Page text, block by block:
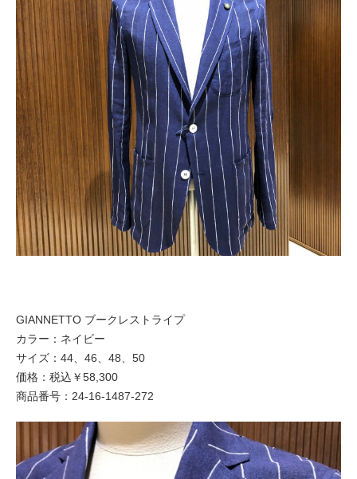
GIANNETTO ブークレストライプ
カラー：ネイビー
サイズ：44、46、48、50
価格：税込￥58,300
商品番号：24-16-1487-272